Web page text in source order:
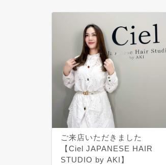
ご来店いただきました
【Ciel JAPANESE HAIR
STUDIO by AKI】